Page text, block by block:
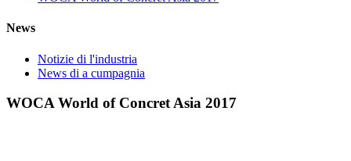
News
Notizie di l'industria
News di a cumpagnia
WOCA World of Concret Asia 2017